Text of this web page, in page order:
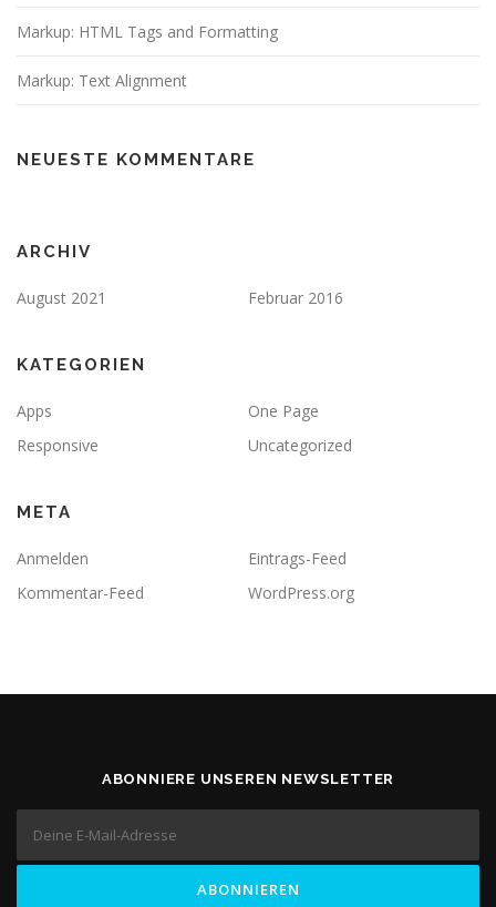
Markup: HTML Tags and Formatting
Markup: Text Alignment
NEUESTE KOMMENTARE
ARCHIV
August 2021 Februar 2016
KATEGORIEN
Apps
One Page
Responsive
Uncategorized
META
Anmelden
Eintrags-Feed
Kommentar-Feed
WordPress.org
ABONNIERE UNSEREN NEWSLETTER